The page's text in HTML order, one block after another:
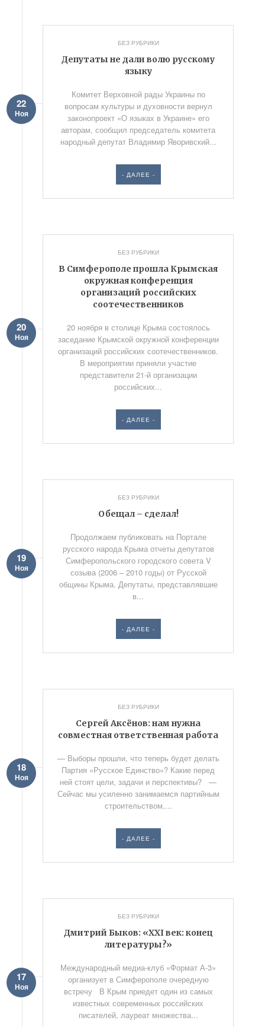
БЕЗ РУБРИКИ
Депутаты не дали волю русскому
языку
22
Ноя
Комитет Верховной рады Украины по
вопросам культуры и духовности вернул
законопроект «О языках в Украине» его
авторам, сообщил председатель комитета
народный депутат Владимир Яворивский...
- ДАЛЕЕ -
БЕЗ РУБРИКИ
В Симферополе прошла Крымская
окружная конференция
организаций российских
соотечественников
20
Ноя
20 ноября в столице Крыма состоялось
заседание Крымской окружной конференции
организаций российских соотечественников.
В мероприятии приняли участие
представители 21-й организации
российских...
- ДАЛЕЕ -
БЕЗ РУБРИКИ
Обещал – сделал!
19
Ноя
Продолжаем публиковать на Портале
русского народа Крыма отчеты депутатов
Симферопольского городского совета V
созыва (2006 – 2010 годы) от Русской
общины Крыма. Депутаты, представлявшие
в...
- ДАЛЕЕ -
БЕЗ РУБРИКИ
Сергей Аксёнов: нам нужна
совместная ответственная работа
18
Ноя
— Выборы прошли, что теперь будет делать
Партия «Русское Единство»? Какие перед
ней стоят цели, задачи и перспективы? —
Сейчас мы усиленно занимаемся партийным
строительством,...
- ДАЛЕЕ -
БЕЗ РУБРИКИ
Дмитрий Быков: «XXI век: конец
литературы?»
17
Ноя
Международный медиа-клуб «Формат А-3»
организует в Симферополе очередную
встречу В Крым приедет один из самых
известных современных российских
писателей, лауреат множества...